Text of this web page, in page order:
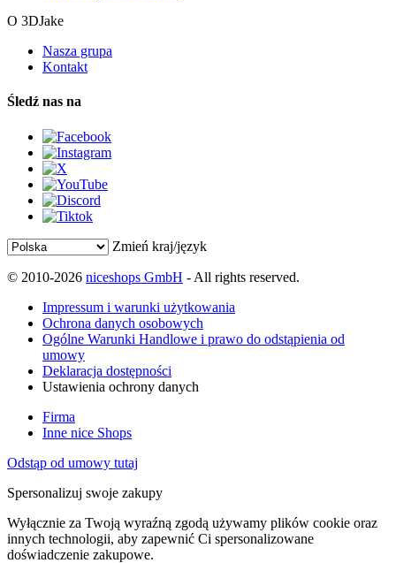
O 3DJake
Nasza grupa
Kontakt
Śledź nas na
Zmień kraj/język
© 2010-2026 niceshops GmbH - All rights reserved.
Impressum i warunki użytkowania
Ochrona danych osobowych
Ogólne Warunki Handlowe i prawo do odstąpienia od
umowy
Deklaracja dostępności
Ustawienia ochrony danych
Firma
Inne nice Shops
Odstąp od umowy tutaj
Spersonalizuj swoje zakupy
Wyłącznie za Twoją wyraźną zgodą używamy plików cookie oraz
innych technologii, aby zapewnić Ci spersonalizowane
doświadczenie zakupowe.